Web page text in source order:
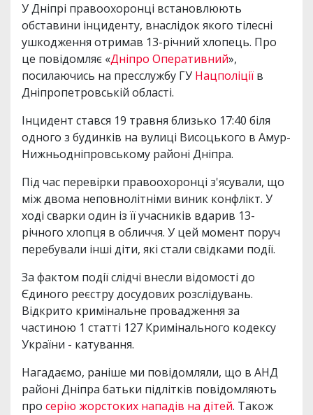
У Дніпрі правоохоронці встановлюють
обставини інциденту, внаслідок якого тілесні
ушкодження отримав 13-річний хлопець. Про
це повідомляє «Дніпро Оперативний»,
посилаючись на пресслужбу ГУ Нацполіції в
Дніпропетровській області.
Інцидент стався 19 травня близько 17:40 біля
одного з будинків на вулиці Висоцького в Амур-
Нижньодніпровському районі Дніпра.
Під час перевірки правоохоронці з'ясували, що
між двома неповнолітніми виник конфлікт. У
ході сварки один із її учасників вдарив 13-
річного хлопця в обличчя. У цей момент поруч
перебували інші діти, які стали свідками події.
За фактом події слідчі внесли відомості до
Єдиного реєстру досудових розслідувань.
Відкрито кримінальне провадження за
частиною 1 статті 127 Кримінального кодексу
України - катування.
Нагадаємо, раніше ми повідомляли, що в АНД
районі Дніпра батьки підлітків повідомляють
про серію жорстоких нападів на дітей. Також